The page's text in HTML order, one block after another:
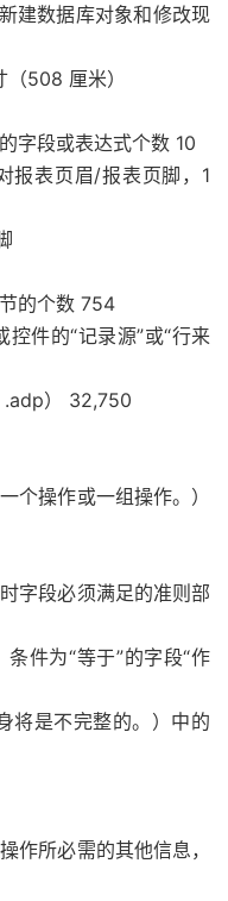
建数据库对象和修改现
508 厘米）
段或表达式个数 10
表页眉/报表页脚，1
的个数 754
件的“记录源”或“行来
） 32,750
操作或一组操作。）
段必须满足的准则部
件为“等于”的字段“作
将是不完整的。）中的
所必需的其他信息，